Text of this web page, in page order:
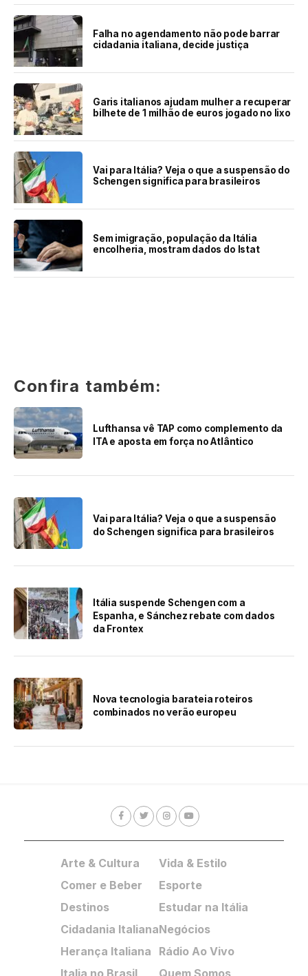
Falha no agendamento não pode barrar
cidadania italiana, decide justiça
Garis italianos ajudam mulher a recuperar
bilhete de 1 milhão de euros jogado no lixo
Vai para Itália? Veja o que a suspensão do
Schengen significa para brasileiros
Sem imigração, população da Itália
encolheria, mostram dados do Istat
Confira também:
Lufthansa vê TAP como complemento da
ITA e aposta em força no Atlântico
Vai para Itália? Veja o que a suspensão
do Schengen significa para brasileiros
Itália suspende Schengen com a
Espanha, e Sánchez rebate com dados
da Frontex
Nova tecnologia barateia roteiros
combinados no verão europeu
Arte & Cultura
Comer e Beber
Destinos
Cidadania Italiana
Herança Italiana
Italia no Brasil
Vida & Estilo
Esporte
Estudar na Itália
Negócios
Rádio Ao Vivo
Quem Somos